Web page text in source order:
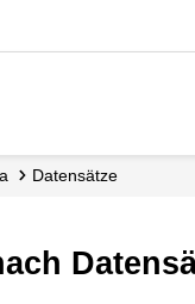
Datensätze